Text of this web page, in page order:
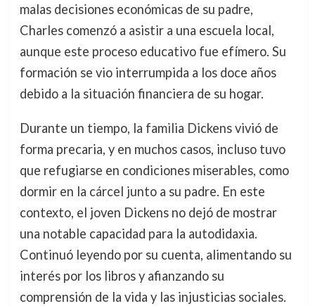
malas decisiones económicas de su padre,
Charles comenzó a asistir a una escuela local,
aunque este proceso educativo fue efímero. Su
formación se vio interrumpida a los doce años
debido a la situación financiera de su hogar.
Durante un tiempo, la familia Dickens vivió de
forma precaria, y en muchos casos, incluso tuvo
que refugiarse en condiciones miserables, como
dormir en la cárcel junto a su padre. En este
contexto, el joven Dickens no dejó de mostrar
una notable capacidad para la autodidaxia.
Continuó leyendo por su cuenta, alimentando su
interés por los libros y afianzando su
comprensión de la vida y las injusticias sociales.